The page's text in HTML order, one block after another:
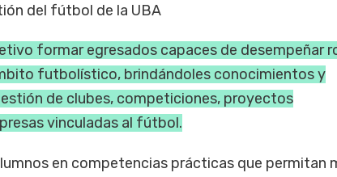
del fútbol de la UBA
formar egresados capaces de desempeñar
futbolístico, brindándoles conocimientos y
de clubes, competiciones, proyectos
vinculadas al fútbol.
en competencias prácticas que permitan